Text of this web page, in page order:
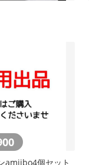
amiibo4個セット